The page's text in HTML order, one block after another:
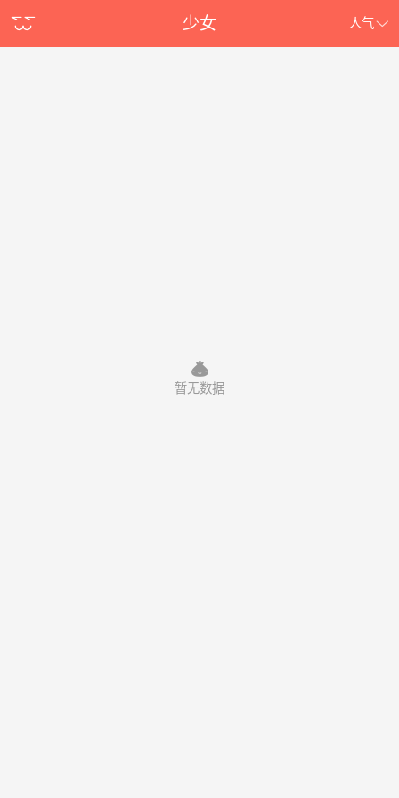
少女 人气
暂无数据